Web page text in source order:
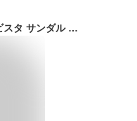
送料無料 ナイキ サンダル レディース NIKE ビスタ サンダル ストラップ ビーチサンダル スポーツサンダル シューズ 靴 ブラック 黒 dj6607